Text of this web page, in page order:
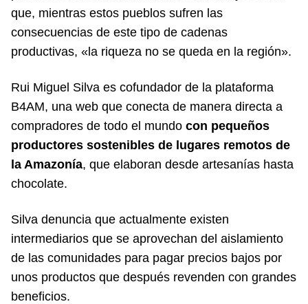
que, mientras estos pueblos sufren las
consecuencias de este tipo de cadenas
productivas, «la riqueza no se queda en la región».
Rui Miguel Silva es cofundador de la plataforma
B4AM, una web que conecta de manera directa a
compradores de todo el mundo con pequeños
productores sostenibles de lugares remotos de
la Amazonía, que elaboran desde artesanías hasta
chocolate.
Silva denuncia que actualmente existen
intermediarios que se aprovechan del aislamiento
de las comunidades para pagar precios bajos por
unos productos que después revenden con grandes
beneficios.